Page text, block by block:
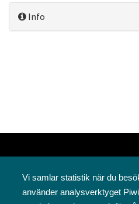
Info
Vi samlar statistik när du
använder analysverktyget